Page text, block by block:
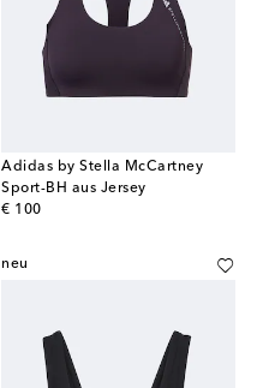
Adidas by Stella McCartney
Sport-BH aus Jersey
€ 100
original price
neu